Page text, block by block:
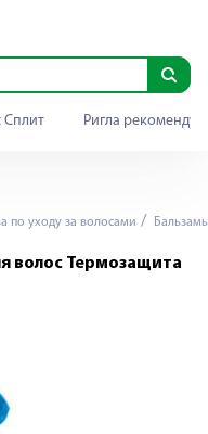
Сплит Ригла
по уходу за волосами
волос Термозащита